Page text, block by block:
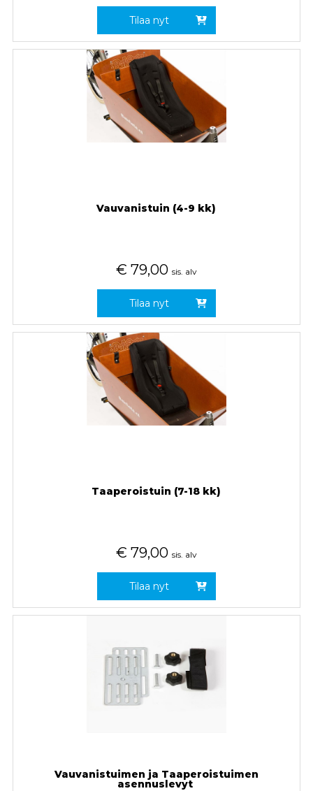
Tilaa nyt
Vauvanistuin (4-9 kk)
€ 79,00 sis. alv
Tilaa nyt
Taaperoistuin (7-18 kk)
€ 79,00 sis. alv
Tilaa nyt
Vauvanistuimen ja Taaperoistuimen
asennuslevyt